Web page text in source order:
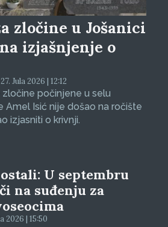
zločine u Jošanici
izjašnjenje o
Jula 2026 | 12:12
počinjene u selu
Amel Isić nije došao na ročište
izjasniti o krivnji.
U septembru
na suđenju za
2026 | 15:50